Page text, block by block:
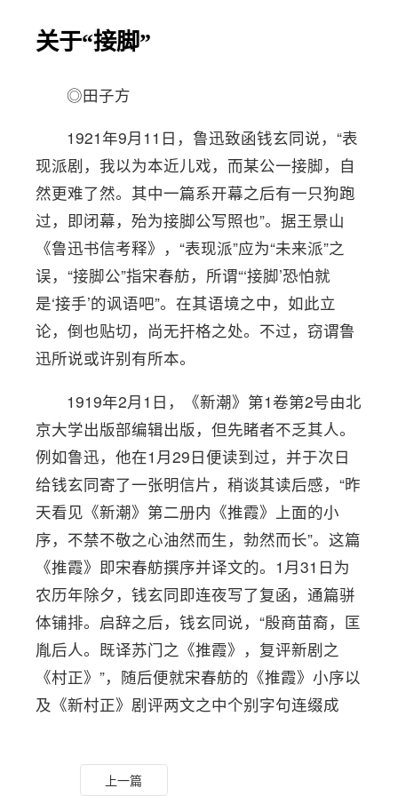
关于“接脚”
◎田子方
1921年9月11日，鲁迅致函钱玄同说，“表
现派剧，我以为本近儿戏，而某公一接脚，自
然更难了然。其中一篇系开幕之后有一只狗跑
过，即闭幕，殆为接脚公写照也”。据王景山
《鲁迅书信考释》，“表现派”应为“未来派”之
误，“接脚公”指宋春舫，所谓“‘接脚’恐怕就
是‘接手’的讽语吧”。在其语境之中，如此立
论，倒也贴切，尚无扞格之处。不过，窃谓鲁
迅所说或许别有所本。
1919年2月1日，《新潮》第1卷第2号由北
京大学出版部编辑出版，但先睹者不乏其人。
例如鲁迅，他在1月29日便读到过，并于次日
给钱玄同寄了一张明信片，稍谈其读后感，“昨
天看见《新潮》第二册内《推霞》上面的小
序，不禁不敬之心油然而生，勃然而长”。这篇
《推霞》即宋春舫撰序并译文的。1月31日为
农历年除夕，钱玄同即连夜写了复函，通篇骈
体铺排。启辞之后，钱玄同说，“殷商苗裔，匡
胤后人。既译苏门之《推霞》，复评新剧之
《村正》”，随后便就宋春舫的《推霞》小序以
及《新村正》剧评两文之中个别字句连缀成
得‘这种人’之徽号。‘毁像’而‘逐僧’，‘杀狗’而‘吃
肉’，竟符曾文正之格言。恍然于‘第一无双的好
上一篇